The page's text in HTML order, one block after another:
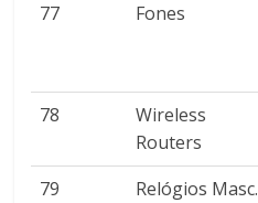
77 Fones
78
Wireless
Routers
79 Relógios Masc.